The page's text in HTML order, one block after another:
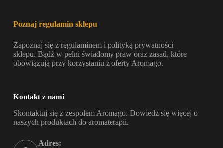
Poznaj regulamin sklepu
Zapoznaj się z regulaminem i polityką prywatności
sklepu. Bądź w pełni świadomy praw oraz zasad, które
obowiązują przy korzystaniu z oferty Aromago.
Kontakt z nami
Skontaktuj się z zespołem Aromago. Dowiedz się więcej o
naszych produktach do aromaterapii.
Adres: